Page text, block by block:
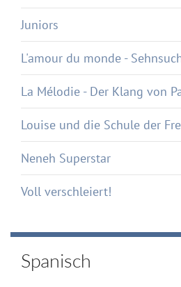
Juniors
L'amour du monde -
La Mélodie - Der Klang von
Louise und die Schule der
Neneh Superstar
Voll verschleiert!
Spanisch